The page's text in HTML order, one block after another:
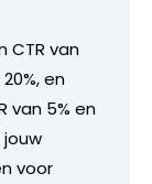
CTR van
en
van 5% en
voor